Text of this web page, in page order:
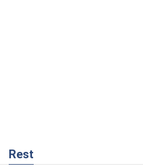
Rest